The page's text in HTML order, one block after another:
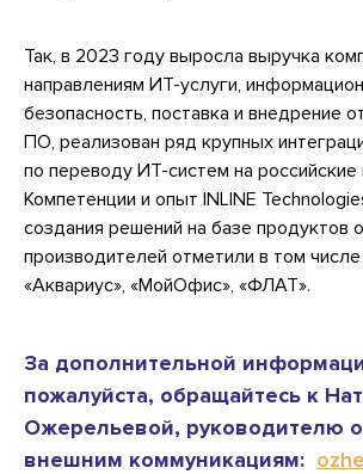
Так, в 2023 году выросла выручка
направлениям ИТ-услуги,
безопасность, поставка и внедрение
ПО, реализован ряд крупных
по переводу ИТ-систем на
Компетенции и опыт INLINE
создания решений на базе продуктов
производителей отметили в том
«Аквариус», «МойОфис», «ФЛАТ».
За дополнительной
пожалуйста, обращайтесь к
Ожерельевой, руководителю
внешним коммуникациям: